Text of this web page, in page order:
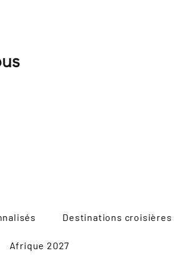
Destinations croisières
Afrique 2027